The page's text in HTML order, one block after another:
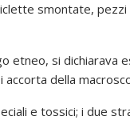
smontate,
etneo, si
della
e tossici; i due